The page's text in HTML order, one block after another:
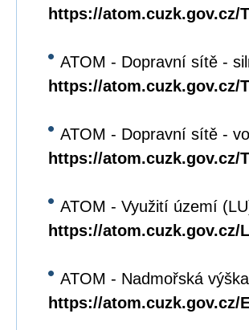
https://atom.cuzk.gov.cz/
ATOM - Dopravní sítě -
https://atom.cuzk.gov.cz/
ATOM - Dopravní sítě -
https://atom.cuzk.gov.cz/
ATOM - Využití území
https://atom.cuzk.gov.cz/
ATOM - Nadmořská
https://atom.cuzk.gov.cz/